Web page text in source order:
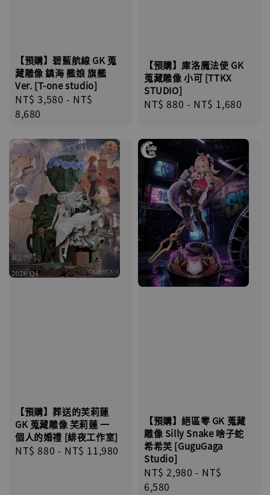
【預購】碧藍航線 GK 蒐
藏雕像 鎮海 艦娘 旗艦
Ver. [T-one studio]
Regular
price
NT$ 3,580 - NT$
8,680
【預購】庫洛魔法使 GK
蒐藏雕像 小可 [TTKX
STUDIO]
Regular
NT$ 880 - NT$ 1,680
【預購】葬送的芙莉蓮
GK 蒐藏雕像 芙莉蓮 一
個人的婚禮 [緋夜工作室]
Regular
NT$ 880 - NT$ 11,980
【預購】絕區零 GK 蒐藏
雕像 Silly Snake 啥子蛇
希希芙 [GuguGaga
Studio]
Regular
price
NT$ 2,980 - NT$
6,580